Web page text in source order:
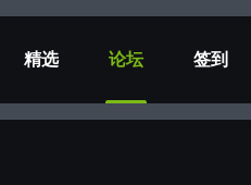
精选 论坛 签到